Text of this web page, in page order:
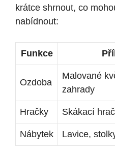
krátce shrnout, co
nabídnout:
Funkce
Ozdoba
Malované
zahrady
Hračky Skákací
Nábytek Lavice,